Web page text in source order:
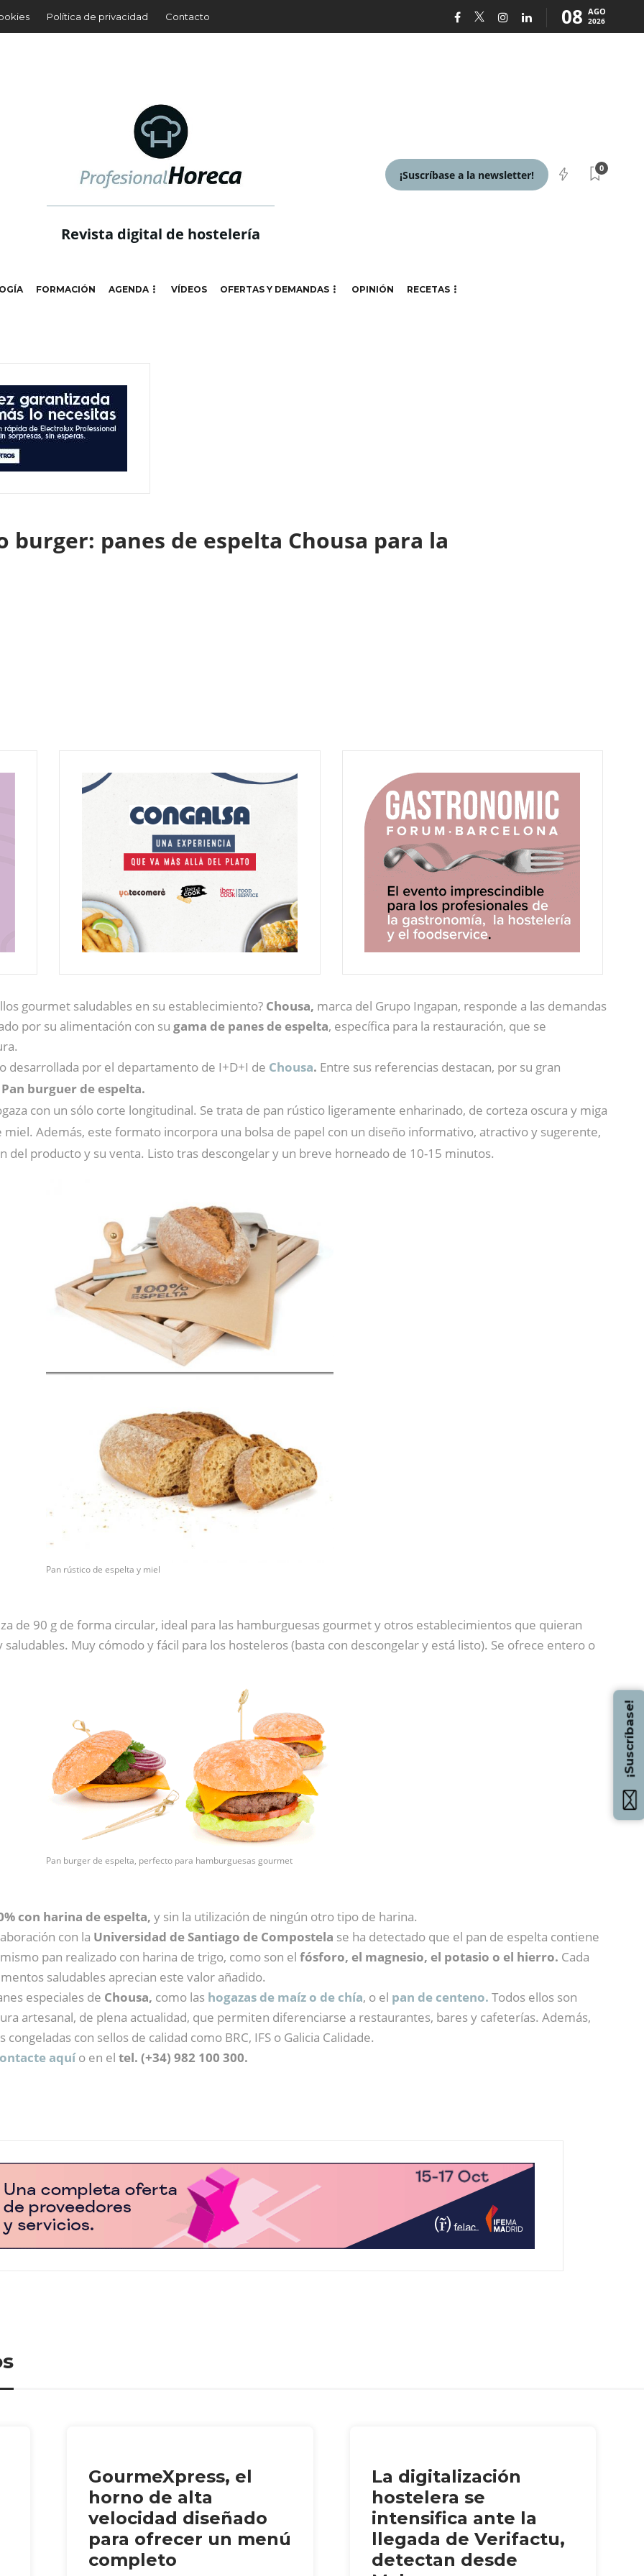
Política de privacidad Contacto 08 AGO
2026
Revista digital de hostelería
¡Suscríbase a la newsletter!
0
FORMACIÓN AGENDA VÍDEOS OFERTAS Y DEMANDAS OPINIÓN RECETAS
panes de espelta Chousa para la
gourmet saludables en su establecimiento? Chousa, marca del Grupo Ingapan, responde a las demandas
por su alimentación con su gama de panes de espelta, específica para la restauración, que se
desarrollada por el departamento de I+D+I de Chousa. Entre sus referencias destacan, por su gran
burguer de espelta.
con un sólo corte longitudinal. Se trata de pan rústico ligeramente enharinado, de corteza oscura y miga
miel. Además, este formato incorpora una bolsa de papel con un diseño informativo, atractivo y sugerente,
del producto y su venta. Listo tras descongelar y un breve horneado de 10-15 minutos.
Pan rústico de espelta y miel
de 90 g de forma circular, ideal para las hamburguesas gourmet y otros establecimientos que quieran
Muy cómodo y fácil para los hosteleros (basta con descongelar y está listo). Se ofrece entero o
Pan burger de espelta, perfecto para hamburguesas gourmet
con harina de espelta, y sin la utilización de ningún otro tipo de harina.
con la Universidad de Santiago de Compostela se ha detectado que el pan de espelta contiene
pan realizado con harina de trigo, como son el fósforo, el magnesio, el potasio o el hierro. Cada
saludables aprecian este valor añadido.
especiales de Chousa, como las hogazas de maíz o de chía, o el pan de centeno. Todos ellos son
artesanal, de plena actualidad, que permiten diferenciarse a restaurantes, bares y cafeterías. Además,
congeladas con sellos de calidad como BRC, IFS o Galicia Calidade.
aquío en el tel. (+34) 982 100 300.
GourmeXpress, el
horno de alta
velocidad diseñado
para ofrecer un menú
completo
La digitalización
hostelera se
intensifica ante la
llegada de Verifactu,
detectan desde
¡Suscríbase!